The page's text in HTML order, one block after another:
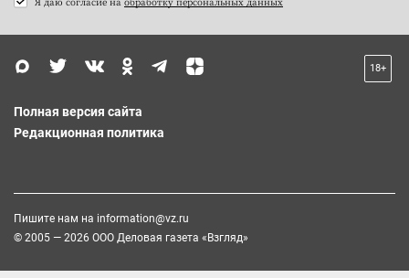
18+
Полная версия сайта
Редакционная политика
Пишите нам на information@vz.ru
© 2005 — 2026 ООО Деловая газета «Взгляд»